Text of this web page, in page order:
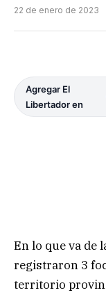
22 de enero de 2023
Agregar El
Libertador en
En lo que va de
registraron 3
territorio